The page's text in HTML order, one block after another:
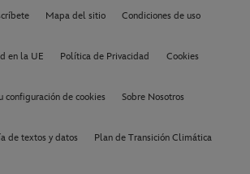
Mapa del sitio Condiciones de uso
en la UE Política de Privacidad Cookies
configuración de cookies Sobre Nosotros
de textos y datos Plan de Transición Climática